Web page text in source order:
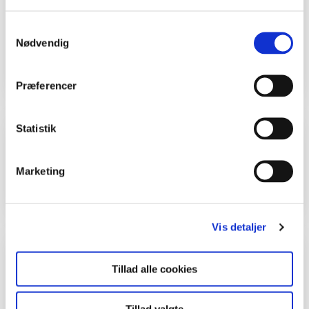
Nødvendig
Præferencer
Statistik
Marketing
Vis detaljer
Tillad alle cookies
Nationalpark Mols Bjerge
Tid
En time
Undervisningsmål
Eleverne kan indsamle forskellige tangarter